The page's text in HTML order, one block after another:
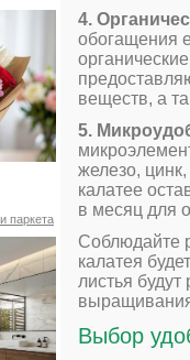
паркета
4.
обогащения
веществ, а
5.
железо,
калатее
в месяц для
Соблюдайте
калатея
листья
Выбор